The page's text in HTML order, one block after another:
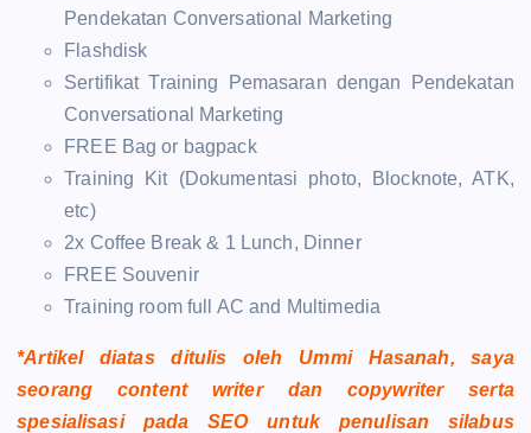
Pendekatan Conversational Marketing
Flashdisk
Sertifikat Training Pemasaran dengan Pendekatan
Conversational Marketing
FREE Bag or bagpack
Training Kit (Dokumentasi photo, Blocknote, ATK,
etc)
2x Coffee Break & 1 Lunch, Dinner
FREE Souvenir
Training room full AC and Multimedia
*Artikel diatas ditulis oleh Ummi Hasanah, saya
seorang content writer dan copywriter serta
spesialisasi pada SEO untuk penulisan silabus